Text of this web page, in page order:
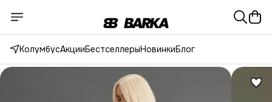
КолумбусАкцииБестселлерыНовинкиБлог